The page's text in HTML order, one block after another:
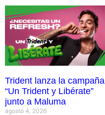
Trident lanza la campaña
“Un Trident y Libérate”
junto a Maluma
agosto 4, 2026